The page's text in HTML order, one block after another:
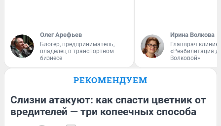
Олег Арефьев
Блогер, предприниматель,
владелец в транспортном
бизнесе
Ирина Волкова
Главврач
«Реабилитация
Волковой»
РЕКОМЕНДУЕМ
Слизни атакуют: как спасти цветник от
вредителей — три копеечных способа